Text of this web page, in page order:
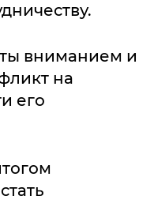
вниманием и
на
его